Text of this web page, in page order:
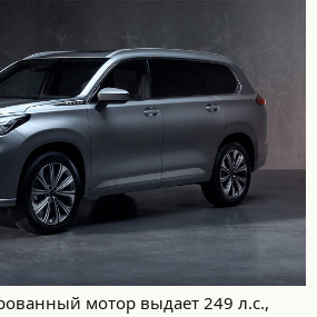
мотор выдает 249 л.с.,